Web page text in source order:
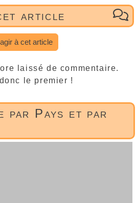
par Pays et par
article
à cet article
laissé de commentaire.
le premier !